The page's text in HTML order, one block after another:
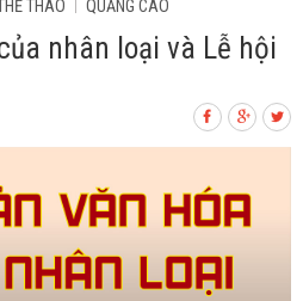
THAO QUẢNG CÁO
nhân loại và Lễ hội